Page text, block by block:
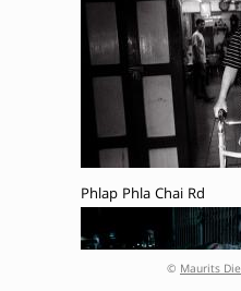
Phlap Phla Chai Rd
© Maurits